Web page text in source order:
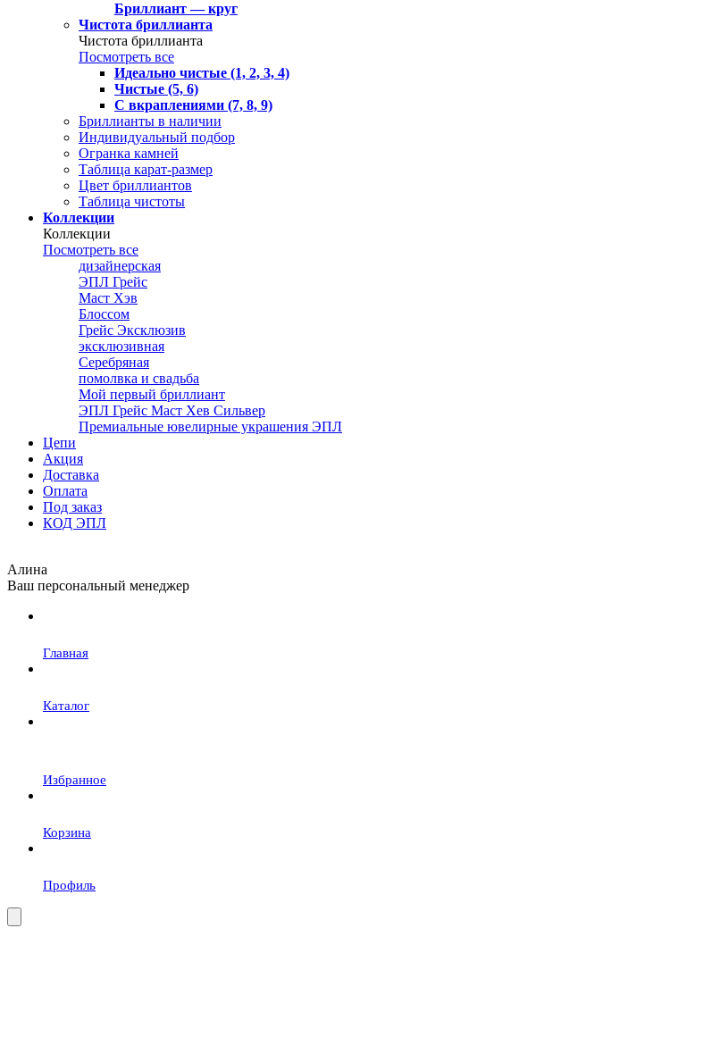
Бриллиант — круг
Чистота бриллианта
Чистота бриллианта
Посмотреть все
Идеально чистые (1, 2, 3, 4)
Чистые (5, 6)
С вкраплениями (7, 8, 9)
Бриллианты в наличии
Индивидуальный подбор
Огранка камней
Таблица карат-размер
Цвет бриллиантов
Таблица чистоты
Коллекции
Коллекции
Посмотреть все
дизайнерская
ЭПЛ Грейс
Маст Хэв
Блоссом
Грейс Эксклюзив
эксклюзивная
Серебряная
помолвка и свадьба
Мой первый бриллиант
ЭПЛ Грейс Маст Хев Сильвер
Премиальные ювелирные украшения ЭПЛ
Цепи
Акция
Доставка
Оплата
Под заказ
КОД ЭПЛ
Алина
Ваш персональный менеджер
Главная
Каталог
Избранное
Корзина
Профиль